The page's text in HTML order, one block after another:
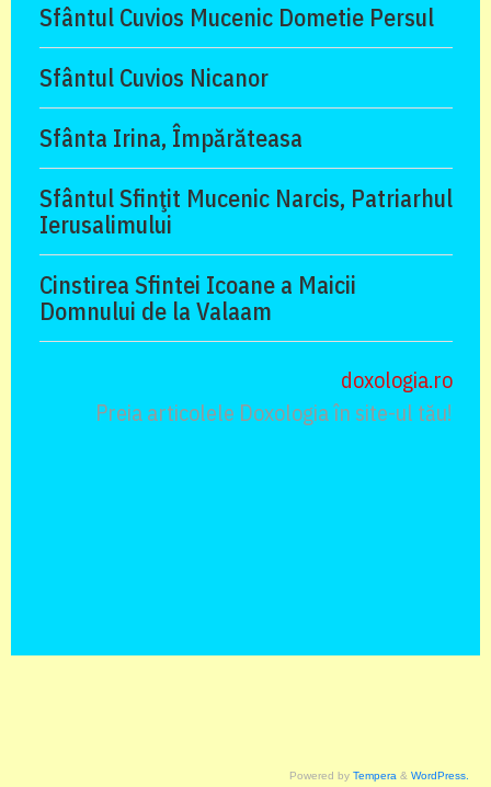
Sfântul Cuvios Mucenic Dometie Persul
Sfântul Cuvios Nicanor
Sfânta Irina, Împărăteasa
Sfântul Sfinţit Mucenic Narcis, Patriarhul
Ierusalimului
Cinstirea Sfintei Icoane a Maicii
Domnului de la Valaam
doxologia.ro
Preia articolele Doxologia în site-ul tău!
Powered by Tempera & WordPress.